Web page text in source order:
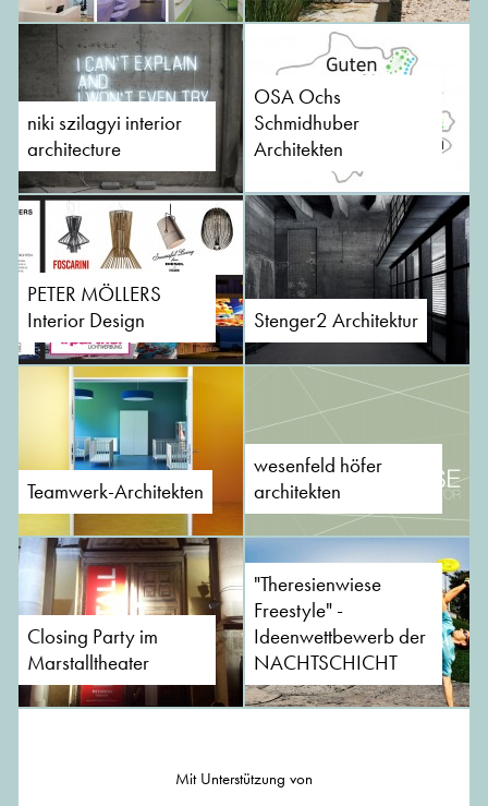
niki szilagyi interior
architecture
OSA Ochs
Schmidhuber
Architekten
PETER MÖLLERS
Interior Design
Stenger2 Architektur
Teamwerk-Architekten
wesenfeld höfer
architekten
Closing Party im
Marstalltheater
"Theresienwiese
Freestyle" -
Ideenwettbewerb der
NACHTSCHICHT
Mit Unterstützung von